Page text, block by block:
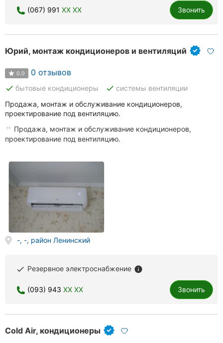
(067) 991 XX XX Звонить
Юрий, монтаж кондиционеров и вентиляций
0.0 0 отзывов
done бытовые кондиционеры done системы вентиляции
Продажа, монтаж и обслуживание кондиционеров,
проектирование под вентиляцию.
Продажа, монтаж и обслуживание кондиционеров,
проектирование под вентиляцию.
-, -, район Ленинский
done Резервное электроснабжение info
(093) 943 XX XX Звонить
Cold Air, кондиционеры